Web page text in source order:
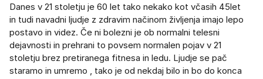
Danes v 21 stoletju je 60 let tako nekako kot včasih 45let
in tudi navadni ljudje z zdravim načinom življenja imajo lepo
postavo in videz. Če ni bolezni je ob normalni telesni
dejavnosti in prehrani to povsem normalen pojav v 21
stoletju brez pretiranega fitnesa in ledu. Ljudje se pač
staramo in umremo , tako je od nekdaj bilo in bo do konca